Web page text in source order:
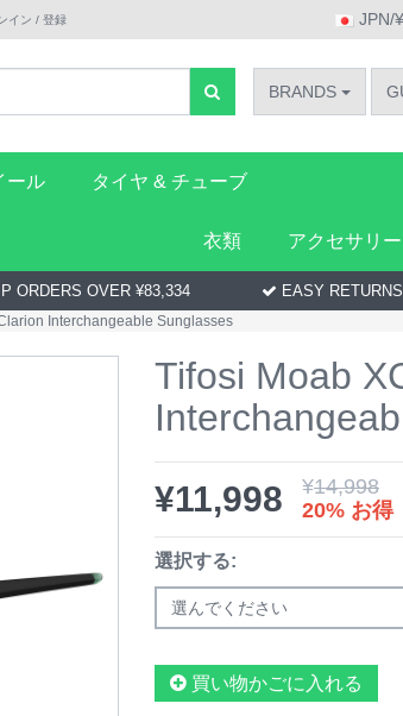
イン / 登録 JPN/
BRANDS
ール タイヤ & チューブ
衣類 アクセサリー
ORDERS OVER ¥83,334 EASY RETURNS
Interchangeable Sunglasses
Tifosi Moab
¥11,998 ¥14,998
20% お得
選択する:
選んでください
買い物かごに入れる